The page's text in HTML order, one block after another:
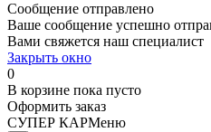
Сообщение отправлено
Ваше сообщение успешно
Вами свяжется наш специалист
Закрыть окно
0
В корзине пока пусто
Оформить заказ
СУПЕР КАРМеню